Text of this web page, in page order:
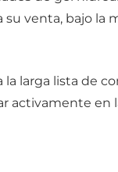
venta, bajo la
la larga lista de
activamente en